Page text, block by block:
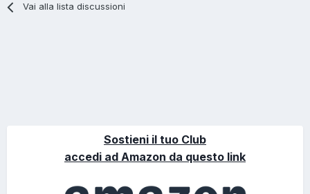
Vai alla lista discussioni
Sostieni il tuo Club
accedi ad Amazon da questo link